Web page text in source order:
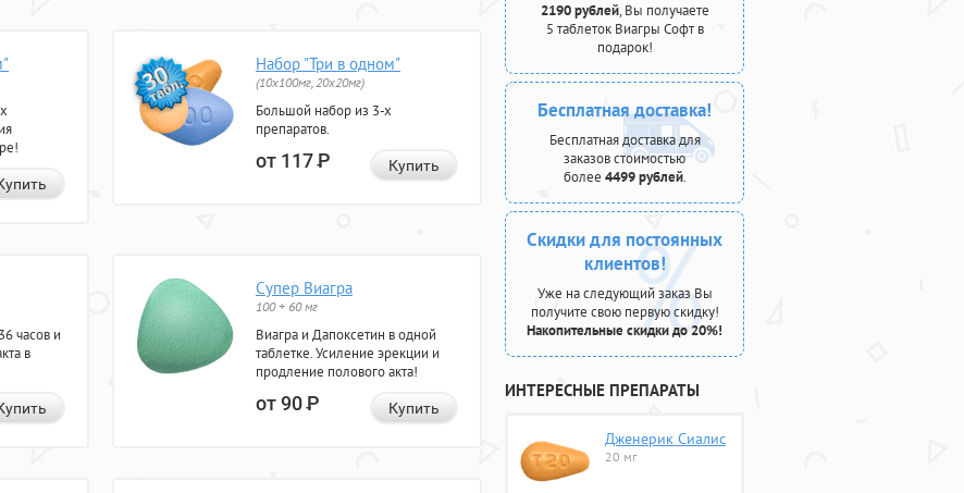
Набор "Три в одном"
(10x100мг, 20x20мг)
Большой набор из 3-х
препаратов.
от 117Р Купить
часов и
в
Супер Виагра
100 + 60 мг
Виагра и Дапоксетин в одной
таблетке. Усиление эрекции и
продление полового акта!
от 90Р Купить
2190 рублей, Вы получаете
5 таблеток Виагры Софт в
подарок!
Бесплатная доставка!
Бесплатная доставка для
заказов стоимостью
более 4499 рублей.
Скидки для постоянных
клиентов!
Уже на следующий заказ Вы
получите свою первую скидку!
Накопительные скидки до 20%!
ИНТЕРЕСНЫЕ ПРЕПАРАТЫ
Дженерик Сиалис
20 мг